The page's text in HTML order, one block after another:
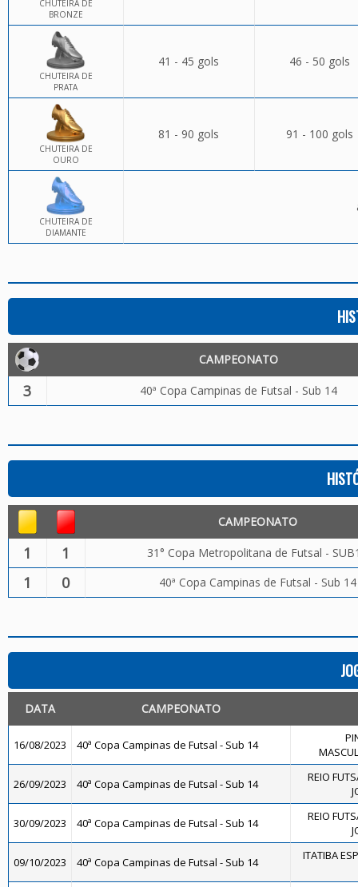
CHUTEIRA DE
BRONZE
CHUTEIRA DE
PRATA
41 - 45 gols 46 - 50 gols
CHUTEIRA DE
OURO
81 - 90 gols 91 - 100 gols
CHUTEIRA DE
DIAMANTE
CAMPEONATO
3 40ª Copa Campinas de Futsal - Sub 14
CAMPEONATO
1 1 31° Copa Metropolitana de Futsal -
1 0 40ª Copa Campinas de Futsal - Sub 14
DATA CAMPEONATO
16/08/2023 40ª Copa Campinas de Futsal - Sub 14
26/09/2023 40ª Copa Campinas de Futsal - Sub 14
REIO
30/09/2023 40ª Copa Campinas de Futsal - Sub 14
REIO
09/10/2023 40ª Copa Campinas de Futsal - Sub 14 ITATIBA